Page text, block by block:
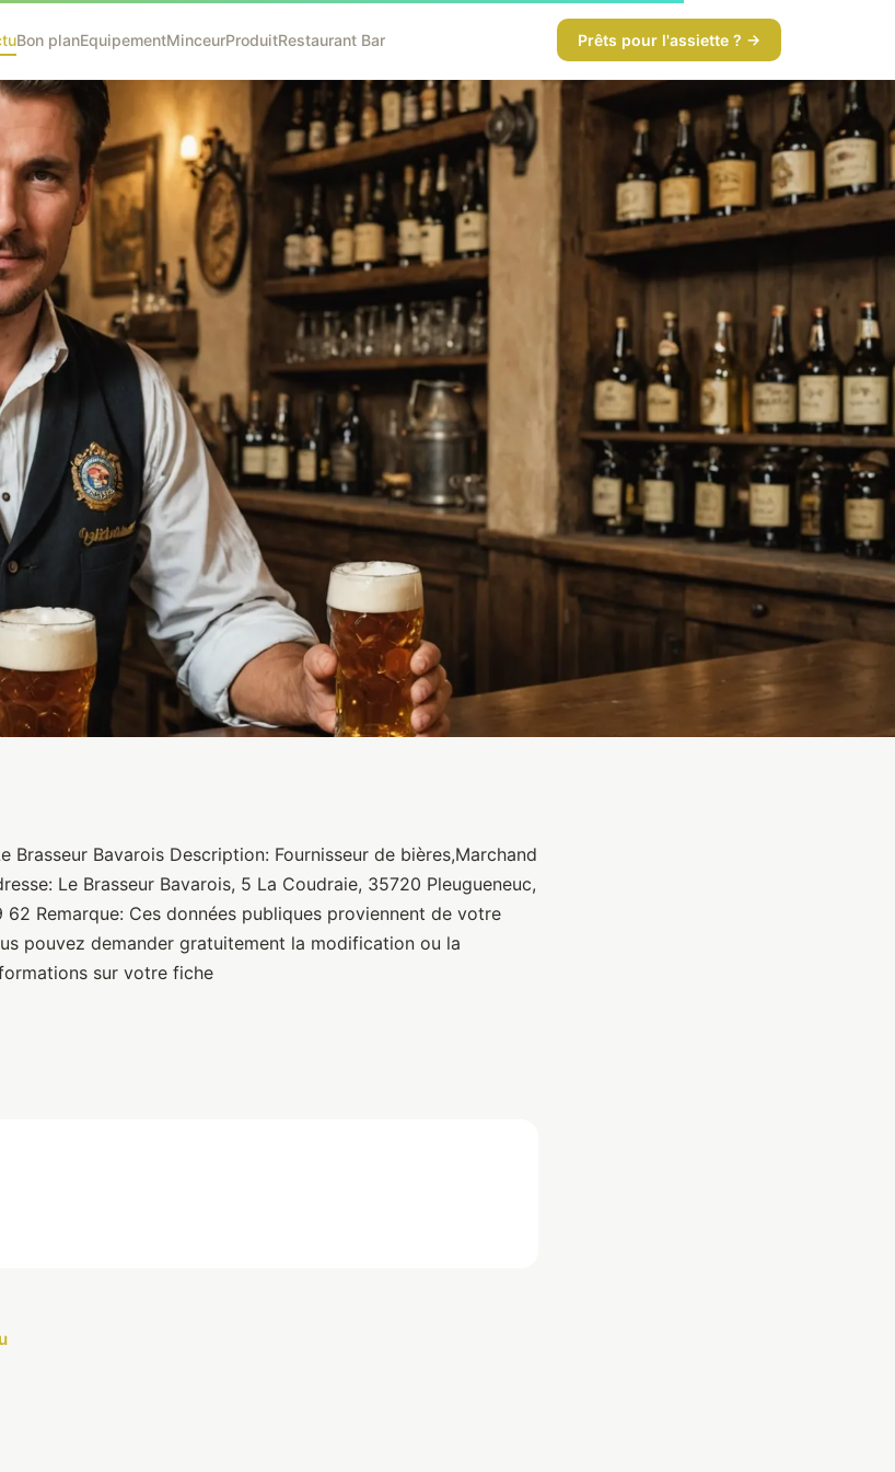
Bon planEquipementMinceurProduitRestaurant Bar Prêts pour l'assiette ? →
Brasseur Bavarois Description: Fournisseur de bières,Marchand
Le Brasseur Bavarois, 5 La Coudraie, 35720 Pleugueneuc,
62 Remarque: Ces données publiques proviennent de votre
pouvez demander gratuitement la modification ou la
sur votre fiche